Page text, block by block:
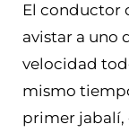
El conductor
avistar a uno
velocidad
mismo
primer jabalí,